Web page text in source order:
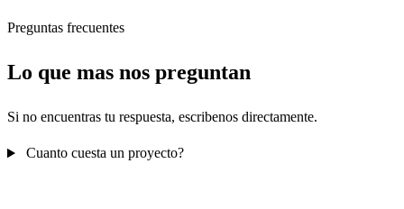
Preguntas frecuentes
Lo que mas nos preguntan
Si no encuentras tu respuesta, escribenos directamente.
Cuanto cuesta un proyecto?